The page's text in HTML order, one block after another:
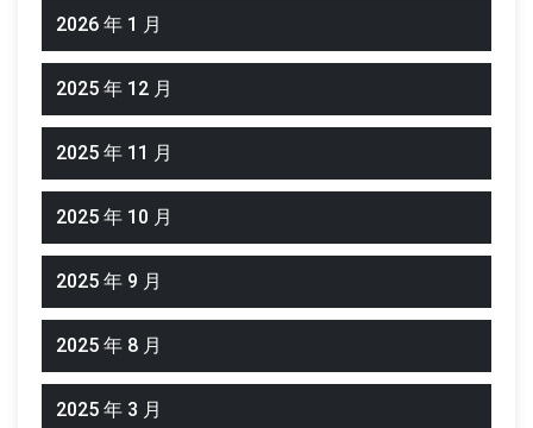
2026 年 1 月
2025 年 12 月
2025 年 11 月
2025 年 10 月
2025 年 9 月
2025 年 8 月
2025 年 3 月